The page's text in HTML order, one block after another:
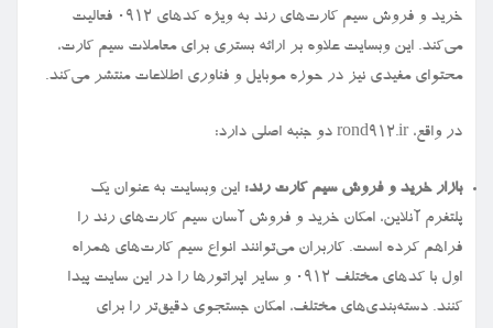
خرید و فروش سیم کارت‌های رند به ویژه کدهای ۰۹۱۲ فعالیت
می‌کند. این وبسایت علاوه بر ارائه بستری برای معاملات سیم کارت،
محتوای مفیدی نیز در حوزه موبایل و فناوری اطلاعات منتشر می‌کند.
در واقع، rond912.ir دو جنبه اصلی دارد:
بازار خرید و فروش سیم کارت رند: این وبسایت به عنوان یک
پلتفرم آنلاین، امکان خرید و فروش آسان سیم کارت‌های رند را
فراهم کرده است. کاربران می‌توانند انواع سیم کارت‌های همراه
اول با کدهای مختلف ۰۹۱۲ و سایر اپراتورها را در این سایت پیدا
کنند. دسته‌بندی‌های مختلف، امکان جستجوی دقیق‌تر را برای